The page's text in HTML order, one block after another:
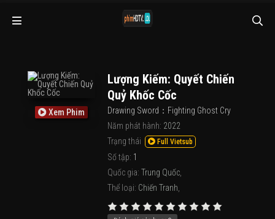
Xem Phim
Lượng Kiếm: Quyết Chiến
Quỷ Khốc Cốc
Drawing Sword：Fighting Ghost Cry
Năm phát hành: 2022
Trạng thái
Full Vietsub
Số tập: 1
Quốc gia: Trung Quốc
Thể loại: Chiến Tranh